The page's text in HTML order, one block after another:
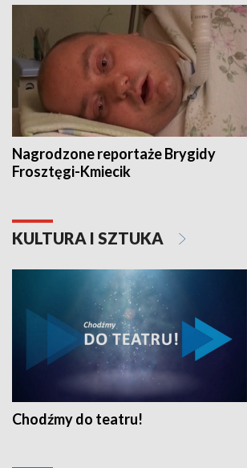
Nagrodzone reportaże Brygidy
Frosztęgi-Kmiecik
KULTURA I SZTUKA
Chodźmy do teatru!